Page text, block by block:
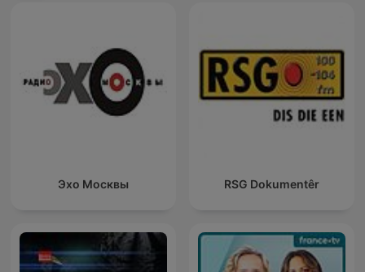
Эхо Москвы RSG Dokumentêr